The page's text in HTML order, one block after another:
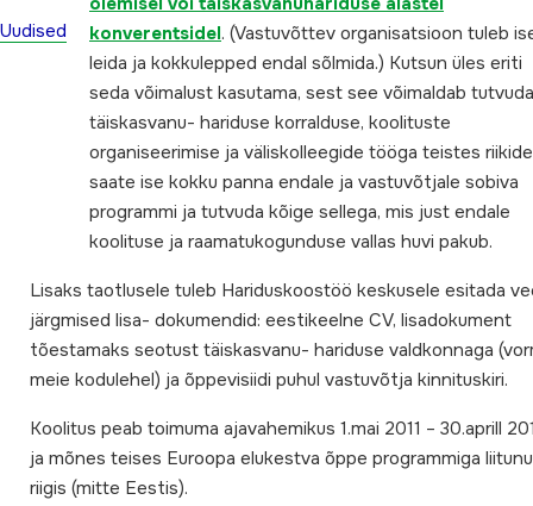
Uudised
konverentsidel. (Vastuvõttev organisatsioon tuleb
leida ja kokkulepped endal sõlmida.) Kutsun üles eriti
seda võimalust kasutama, sest see võimaldab tutvuda
täiskasvanu- hariduse korralduse, koolituste
organiseerimise ja väliskolleegide tööga teistes
saate ise kokku panna endale ja vastuvõtjale sobiva
programmi ja tutvuda kõige sellega, mis just endale
koolituse ja raamatukogunduse vallas huvi pakub.
Lisaks taotlusele tuleb Hariduskoostöö keskusele esitada
järgmised lisa- dokumendid: eestikeelne CV, lisadokument
tõestamaks seotust täiskasvanu- hariduse valdkonnaga
meie kodulehel) ja õppevisiidi puhul vastuvõtja kinnituskiri.
Koolitus peab toimuma ajavahemikus 1.mai 2011 – 30.aprill
ja mõnes teises Euroopa elukestva õppe programmiga
riigis (mitte Eestis).